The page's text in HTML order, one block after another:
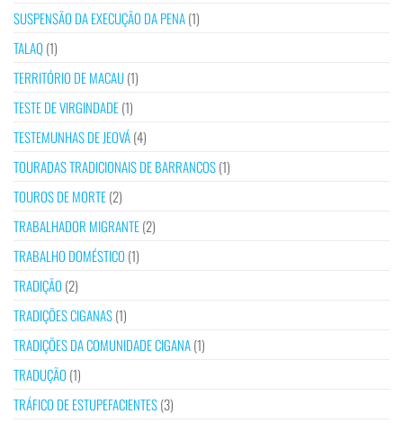
SUSPENSÃO DA EXECUÇÃO DA PENA(1)
TALAQ(1)
TERRITÓRIO DE MACAU(1)
TESTE DE VIRGINDADE(1)
TESTEMUNHAS DE JEOVÁ(4)
TOURADAS TRADICIONAIS DE BARRANCOS(1)
TOUROS DE MORTE(2)
TRABALHADOR MIGRANTE(2)
TRABALHO DOMÉSTICO (1)
TRADIÇÃO (2)
TRADIÇÕES CIGANAS(1)
TRADIÇÕES DA COMUNIDADE CIGANA(1)
TRADUÇÃO (1)
TRÁFICO DE ESTUPEFACIENTES(3)